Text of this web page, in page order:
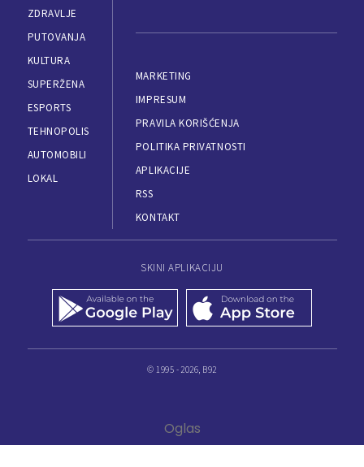
ZDRAVLJE
PUTOVANJA
KULTURA
SUPERŽENA
ESPORTS
TEHNOPOLIS
AUTOMOBILI
LOKAL
MARKETING
IMPRESUM
PRAVILA KORIŠĆENJA
POLITIKA PRIVATNOSTI
APLIKACIJE
RSS
KONTAKT
SKINI APLIKACIJU
© 1995 - 2026, B92